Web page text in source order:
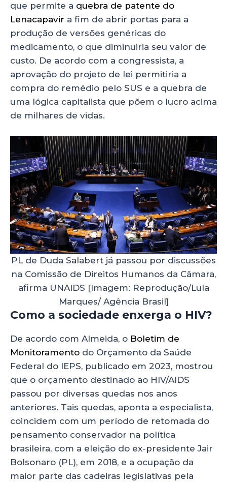
que permite a quebra de patente do
Lenacapavir a fim de abrir portas para a
produção de versões genéricas do
medicamento, o que diminuiria seu valor de
custo. De acordo com a congressista, a
aprovação do projeto de lei permitiria a
compra do remédio pelo SUS e a quebra de
uma lógica capitalista que põem o lucro acima
de milhares de vidas.
PL de Duda Salabert já passou por discussões
na Comissão de Direitos Humanos da Câmara,
afirma UNAIDS [Imagem: Reprodução/Lula
Marques/ Agência Brasil]
Como a sociedade enxerga o HIV?
De acordo com Almeida, o Boletim de
Monitoramento do Orçamento da Saúde
Federal do IEPS, publicado em 2023, mostrou
que o orçamento destinado ao HIV/AIDS
passou por diversas quedas nos anos
anteriores. Tais quedas, aponta a especialista,
coincidem com um período de retomada do
pensamento conservador na política
brasileira, com a eleição do ex-presidente Jair
Bolsonaro (PL), em 2018, e a ocupação da
maior parte das cadeiras legislativas pela